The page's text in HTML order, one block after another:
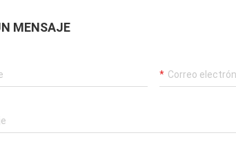
your cooperation
MENSAJE